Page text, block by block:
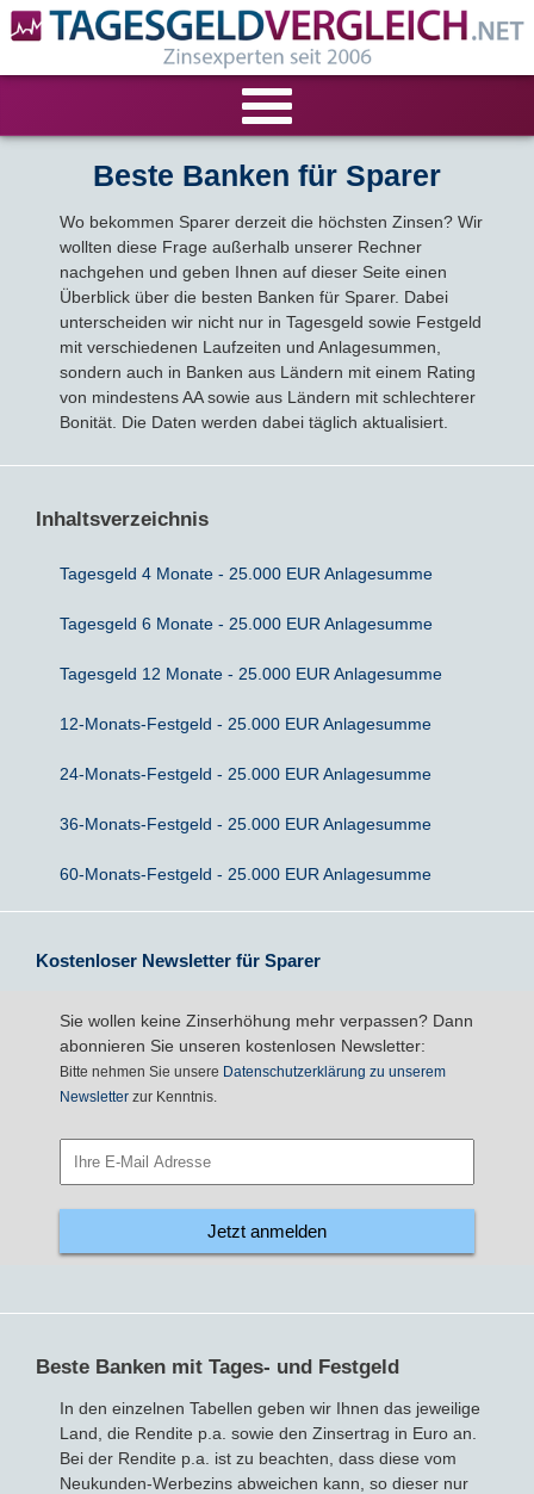
VERGLEICHE
Tagesgeld-Vergleich
Zinsvergleich
Tagesgeld mit Zinsgarantie
Nachhaltige Banken
RECHNER
Tagesgeldrechner
Festgeldrechner
LIVE-TESTS
Tagesgeld-Test
Festgeld-Test
Zinsbroker-Test
FIRMENANGEBOTE
Firmentagesgeld
Firmenfestgeld
Cash Management
ANLAGEALTERNATIVEN
Geldmarkt-ETFs
Broker mit Zinsen
Robo-Advisor
P2P-Kredite
RATGEBER
VERÖFFENTLICHUNGEN
Datenschutz
Newsletter
Beste Banken für Sparer
Wo bekommen Sparer derzeit die höchsten Zinsen? Wir
wollten diese Frage außerhalb unserer Rechner
nachgehen und geben Ihnen auf dieser Seite einen
Überblick über die besten Banken für Sparer. Dabei
unterscheiden wir nicht nur in Tagesgeld sowie Festgeld
mit verschiedenen Laufzeiten und Anlagesummen,
sondern auch in Banken aus Ländern mit einem Rating
von mindestens AA sowie aus Ländern mit schlechterer
Bonität. Die Daten werden dabei täglich aktualisiert.
Inhaltsverzeichnis
Tagesgeld 4 Monate - 25.000 EUR Anlagesumme
Tagesgeld 6 Monate - 25.000 EUR Anlagesumme
Tagesgeld 12 Monate - 25.000 EUR Anlagesumme
12-Monats-Festgeld - 25.000 EUR Anlagesumme
24-Monats-Festgeld - 25.000 EUR Anlagesumme
36-Monats-Festgeld - 25.000 EUR Anlagesumme
60-Monats-Festgeld - 25.000 EUR Anlagesumme
Kostenloser Newsletter für Sparer
Sie wollen keine Zinserhöhung mehr verpassen? Dann
abonnieren Sie unseren kostenlosen Newsletter:
Bitte nehmen Sie unsere Datenschutzerklärung zu unserem
Newsletter zur Kenntnis.
Jetzt anmelden
Beste Banken mit Tages- und Festgeld
In den einzelnen Tabellen geben wir Ihnen das jeweilige
Land, die Rendite p.a. sowie den Zinsertrag in Euro an.
Bei der Rendite p.a. ist zu beachten, dass diese vom
Neukunden-Werbezins abweichen kann, so dieser nur